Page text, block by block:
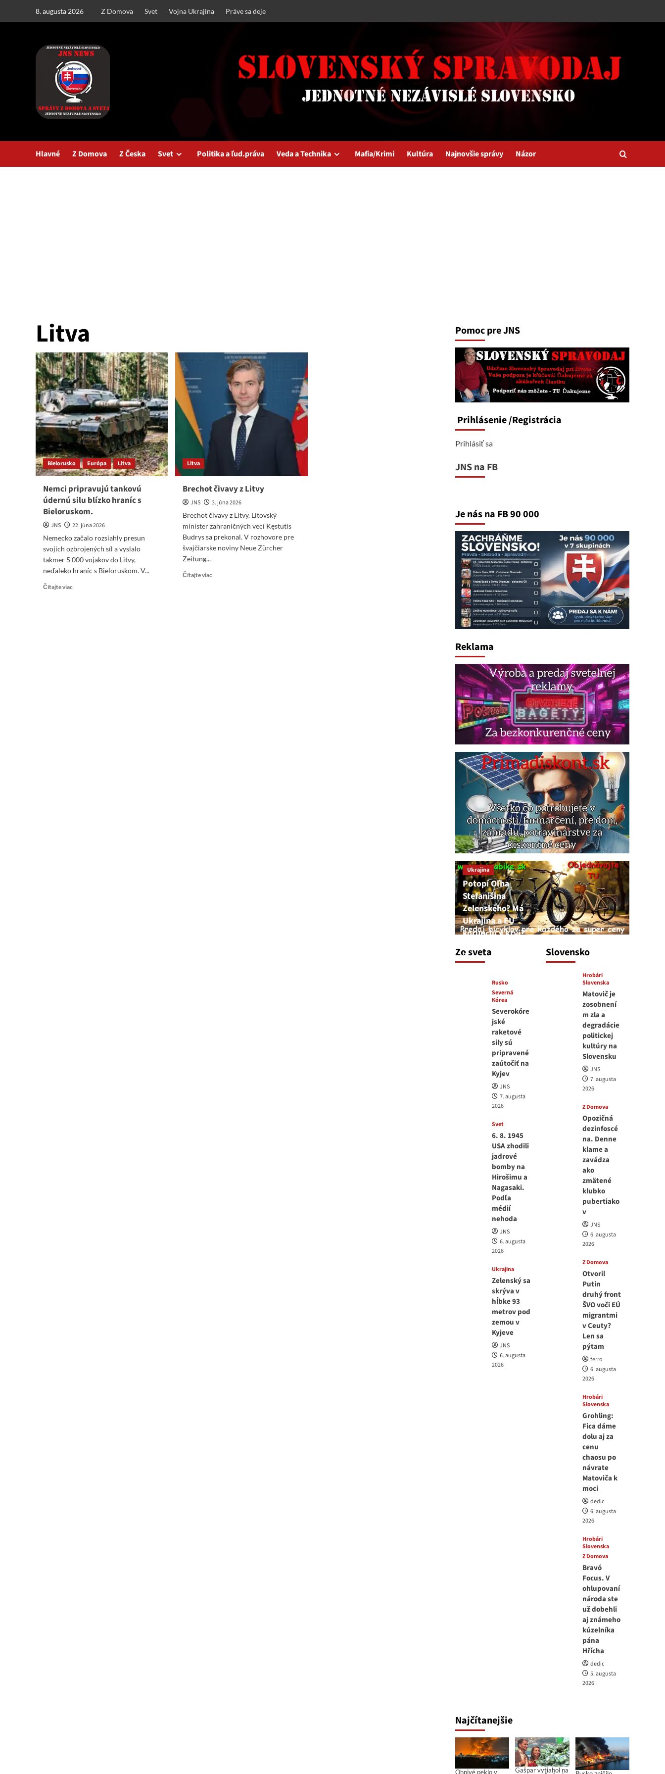
8. augusta 2026 Z Domova Svet Vojna Ukrajina Práve sa deje
Hlavné Z Domova Z Česka Svet Politika a ľud.práva Veda a Technika Mafia/Krimi Kultúra Najnovšie správy Názor
Litva
Bielorusko Európa Litva
Nemci pripravujú tankovú
údernú silu blízko hraníc s
Bieloruskom.
JNS
22. júna 2026
Nemecko začalo rozsiahly presun
svojich ozbrojených síl a vyslalo
takmer 5 000 vojakov do Litvy,
neďaleko hraníc s Bieloruskom. V...
Čítajte viac
Litva
Brechot čivavy z Litvy
JNS
3. júna 2026
Brechot čivavy z Litvy. Litovský
minister zahraničných vecí Kęstutis
Budrys sa prekonal. V rozhovore pre
švajčiarske noviny Neue Zürcher
Zeitung...
Čítajte viac
Pomoc pre JNS
Prihlásenie/Registrácia
Prihlásiť sa
JNS na FB
Je nás na FB 90 000
Reklama
Zo sveta
Ukrajina
Potopí Oľha
Stefanišina
Zelenského? Má
Ukrajina a EU
korupciu v krvi?
7. augusta 2026
Rusko
Severná
Kórea
Severokóre
jské
raketové
sily sú
pripravené
zaútočiť na
Kyjev
JNS
7. augusta
2026
Svet
6. 8. 1945
USA zhodili
jadrové
bomby na
Hirošimu a
Nagasaki.
Podľa
médií
nehoda
JNS
6. augusta
2026
Ukrajina
Zelenský sa
skrýva v
hĺbke 93
metrov pod
zemou v
Kyjeve
JNS
6. augusta
2026
Slovensko
Hrobári
Slovenska
Matovič je
zosobnení
m zla a
degradácie
politickej
kultúry na
Slovensku
JNS
7. augusta
2026
Z Domova
Opozičná
dezinfoscé
na. Denne
klame a
zavádza
ako
zmätené
klubko
pubertiako
v
JNS
6. augusta
2026
Z Domova
Otvoril
Putin
druhý front
ŠVO voči EÚ
migrantmi
v Ceuty?
Len sa
pýtam
ferro
6. augusta
2026
Hrobári
Slovenska
Grohling:
Fica dáme
dolu aj za
cenu
chaosu po
návrate
Matoviča k
moci
dedic
6. augusta
2026
Hrobári
Slovenska
Z Domova
Bravó
Focus. V
ohlupovaní
národa ste
už dobehli
aj známeho
kúzelníka
pána
Hřícha
dedic
5. augusta
2026
Najčítanejšie
Ohnivé peklo v
Gašpar vytiahol na